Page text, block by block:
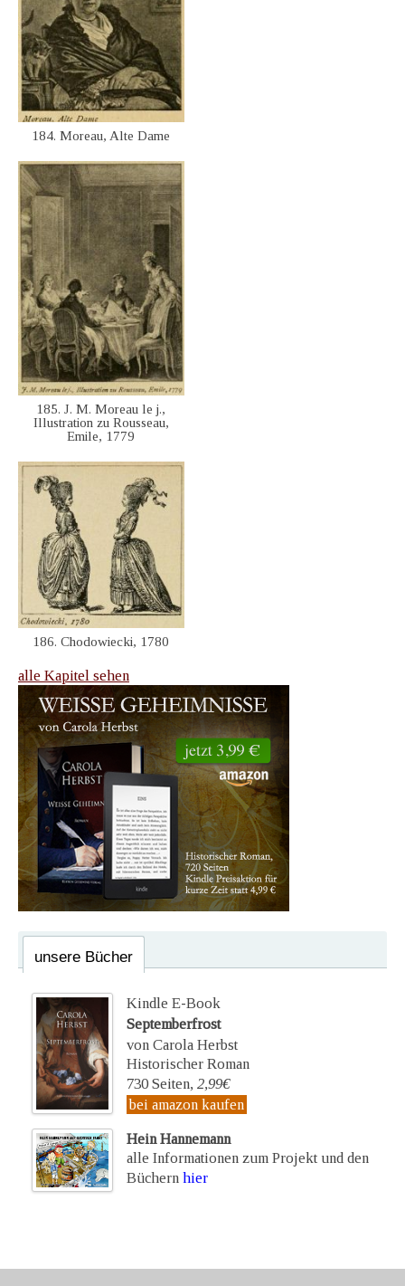
184. Moreau, Alte Dame
185. J. M. Moreau le j.,
Illustration zu Rousseau,
Emile, 1779
186. Chodowiecki, 1780
alle Kapitel sehen
unsere Bücher
Kindle E-Book
Septemberfrost
von Carola Herbst
Historischer Roman
730 Seiten, 2,99€
bei amazon kaufen
Hein Hannemann
alle Informationen zum Projekt und den
Büchern hier